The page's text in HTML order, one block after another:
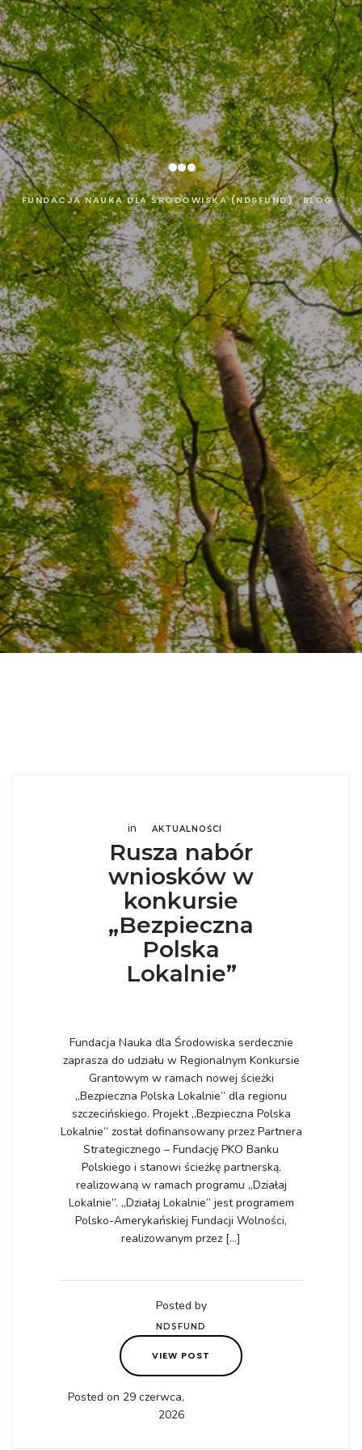
...
FUNDACJA NAUKA DLA ŚRODOWISKA (NDSFUND)>BLOG>
DZIAŁAJ LOKALNIE
in AKTUALNOŚCI
Rusza nabór
wniosków w
konkursie
„Bezpieczna
Polska
Lokalnie”
Fundacja Nauka dla Środowiska serdecznie
zaprasza do udziału w Regionalnym Konkursie
Grantowym w ramach nowej ścieżki
„Bezpieczna Polska Lokalnie” dla regionu
szczecińskiego. Projekt „Bezpieczna Polska
Lokalnie” został dofinansowany przez Partnera
Strategicznego – Fundację PKO Banku
Polskiego i stanowi ścieżkę partnerską,
realizowaną w ramach programu „Działaj
Lokalnie”. „Działaj Lokalnie” jest programem
Polsko-Amerykańskiej Fundacji Wolności,
realizowanym przez […]
Posted by
NDSFUND
VIEW POST
Posted on 29 czerwca,
2026